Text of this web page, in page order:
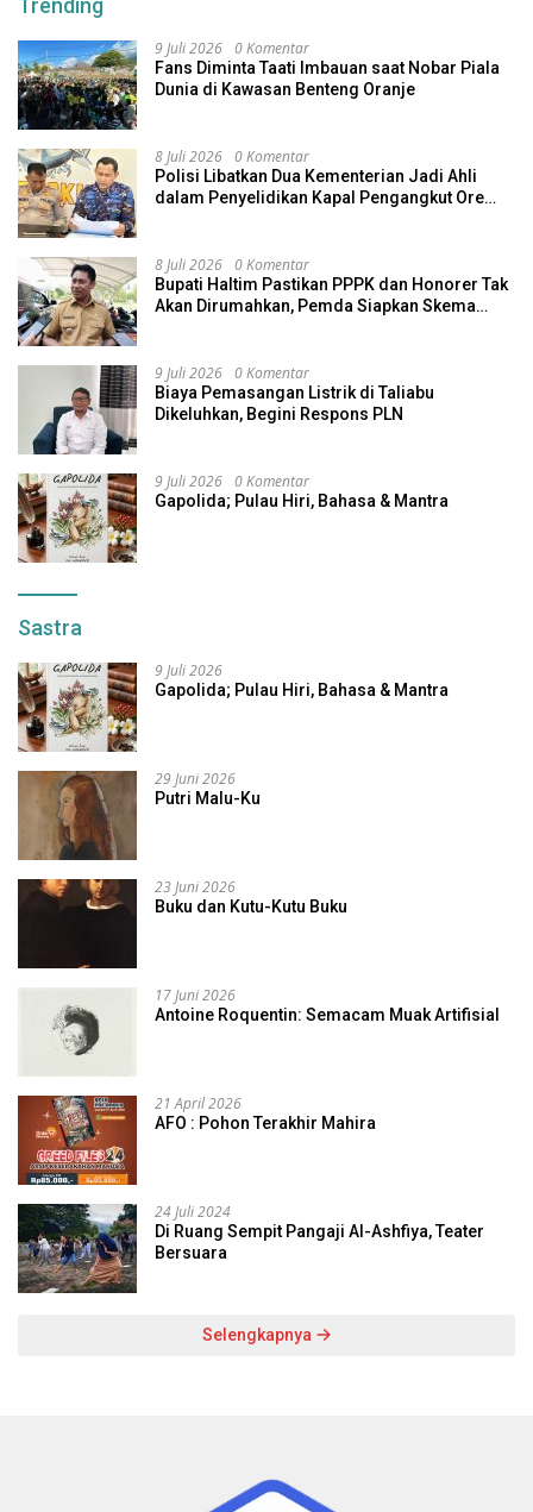
Trending
9 Juli 2026 0 Komentar
Fans Diminta Taati Imbauan saat Nobar Piala
Dunia di Kawasan Benteng Oranje
8 Juli 2026 0 Komentar
Polisi Libatkan Dua Kementerian Jadi Ahli
dalam Penyelidikan Kapal Pengangkut Ore
8 Juli 2026 0 Komentar
Bupati Haltim Pastikan PPPK dan Honorer Tak
Akan Dirumahkan, Pemda Siapkan Skema
9 Juli 2026 0 Komentar
Biaya Pemasangan Listrik di Taliabu
Dikeluhkan, Begini Respons PLN
9 Juli 2026 0 Komentar
Gapolida; Pulau Hiri, Bahasa & Mantra
Sastra
9 Juli 2026
Gapolida; Pulau Hiri, Bahasa & Mantra
29 Juni 2026
Putri Malu-Ku
23 Juni 2026
Buku dan Kutu-Kutu Buku
17 Juni 2026
Antoine Roquentin: Semacam Muak Artifisial
21 April 2026
AFO : Pohon Terakhir Mahira
24 Juli 2024
Di Ruang Sempit Pangaji Al-Ashfiya, Teater
Bersuara
Selengkapnya